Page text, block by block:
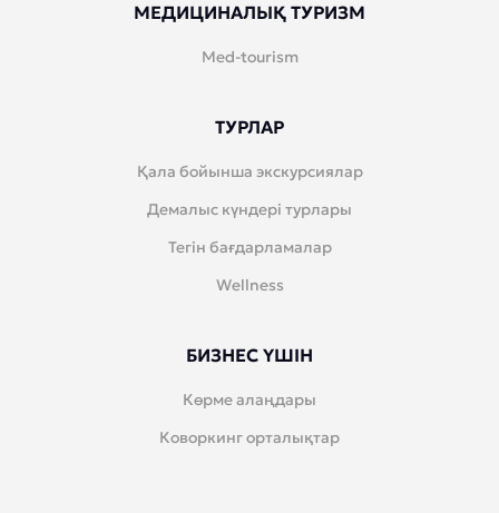
МЕДИЦИНАЛЫҚ ТУРИЗМ
Med-tourism
ТУРЛАР
Қала бойынша экскурсиялар
Демалыс күндері турлары
Тегін бағдарламалар
Wellness
БИЗНЕС ҮШІН
Көрме алаңдары
Коворкинг орталықтар